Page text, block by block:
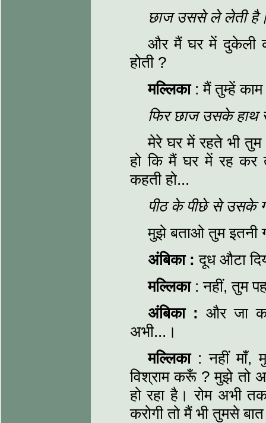
छाज उससे ले लेती
और मैं घर में दुकेली
होती ?
मल्लिका: मैं तुम्हें
फिर छाज उसके
मेरे घर में रहते भी तुम
हो कि मैं घर में रह कर
कहती हो...
पीठ के पीछे से उसके
मुझे बताओ तुम इतनी
अंबिका :दूध औटा
मल्लिका: नहीं, तुम
अंबिका : और जा
अभी...।
मल्लिका: नहीं माँ,
विश्राम करूँ ? मुझे तो
हो रहा है। रोम अभी
करोगी तो मैं भी तुमसे